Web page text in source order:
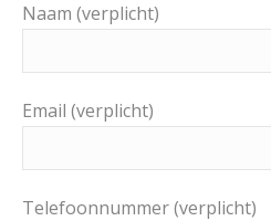
Naam (verplicht)
Email (verplicht)
Telefoonnummer (verplicht)